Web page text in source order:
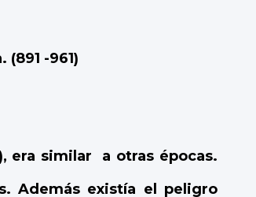
-961)
era similar
a otras épocas.
Además existía el peligro